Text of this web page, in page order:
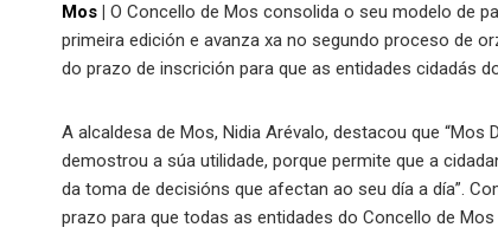
Mos
O Concello de Mos consolida o seu modelo de
primeira edición e avanza xa no segundo proceso de
do prazo de inscrición para que as entidades cidadás
A alcaldesa de Mos, Nidia Arévalo, destacou que
demostrou a súa utilidade, porque permite que a
da toma de decisións que afectan ao seu día a día”.
prazo para que todas as entidades do Concello de